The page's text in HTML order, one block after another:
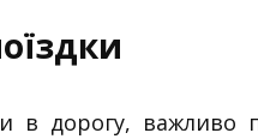
дорогу, важливо